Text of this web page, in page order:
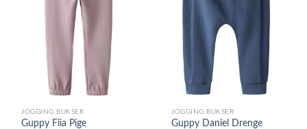
JOGGING BUKSER
Guppy Fiia Pige
JOGGING BUKSER
Guppy Daniel Drenge